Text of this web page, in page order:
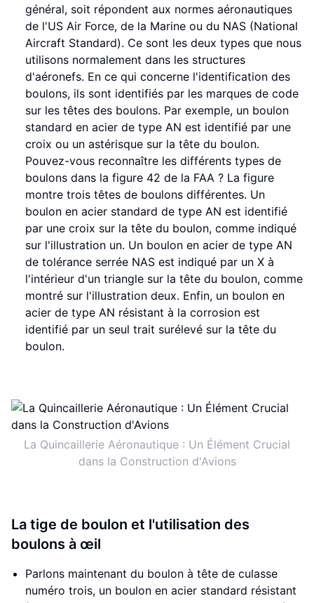
général, soit répondent aux normes aéronautiques
de l'US Air Force, de la Marine ou du NAS (National
Aircraft Standard). Ce sont les deux types que nous
utilisons normalement dans les structures
d'aéronefs. En ce qui concerne l'identification des
boulons, ils sont identifiés par les marques de code
sur les têtes des boulons. Par exemple, un boulon
standard en acier de type AN est identifié par une
croix ou un astérisque sur la tête du boulon.
Pouvez-vous reconnaître les différents types de
boulons dans la figure 42 de la FAA ? La figure
montre trois têtes de boulons différentes. Un
boulon en acier standard de type AN est identifié
par une croix sur la tête du boulon, comme indiqué
sur l'illustration un. Un boulon en acier de type AN
de tolérance serrée NAS est indiqué par un X à
l'intérieur d'un triangle sur la tête du boulon, comme
montré sur l'illustration deux. Enfin, un boulon en
acier de type AN résistant à la corrosion est
identifié par un seul trait surélevé sur la tête du
boulon.
La Quincaillerie Aéronautique : Un Élément Crucial
dans la Construction d'Avions
La tige de boulon et l'utilisation des
boulons à œil
Parlons maintenant du boulon à tête de culasse
numéro trois, un boulon en acier standard résistant